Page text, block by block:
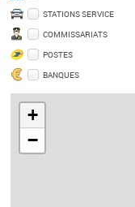
STATIONS SERVICE
COMMISSARIATS
POSTES
BANQUES
+
−